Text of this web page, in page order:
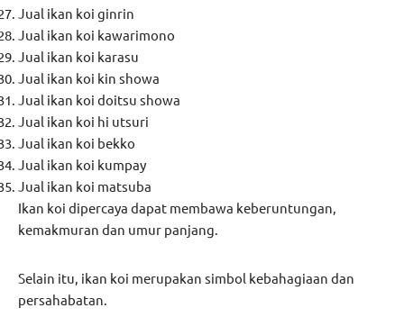
Jual ikan koi ginrin
Jual ikan koi kawarimono
Jual ikan koi karasu
Jual ikan koi kin showa
Jual ikan koi doitsu showa
Jual ikan koi hi utsuri
Jual ikan koi bekko
Jual ikan koi kumpay
Jual ikan koi matsuba
Ikan koi dipercaya dapat membawa keberuntungan,
kemakmuran dan umur panjang.
Selain itu, ikan koi merupakan simbol kebahagiaan dan
persahabatan.